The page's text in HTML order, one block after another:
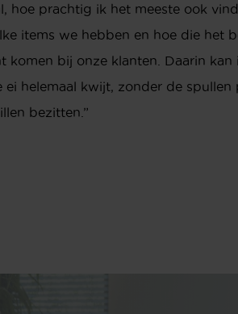
hoe prachtig ik het meeste ook
items we hebben en hoe die het
komen bij onze klanten. Daarin kan
ei helemaal kwijt, zonder de spullen
bezitten.”